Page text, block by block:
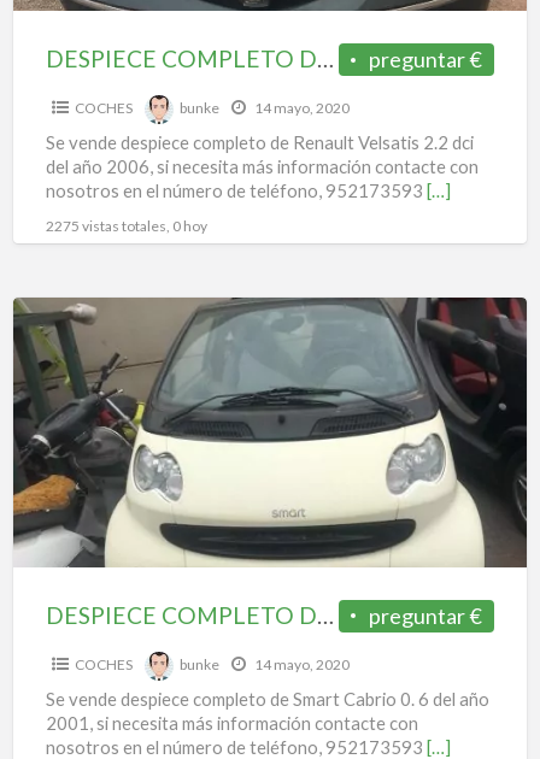
preguntar €
DESPIECE COMPLETO DE RENAULT VELSATIS 2.2 DCI 2006
COCHES bunke 14 mayo, 2020
Se vende despiece completo de Renault Velsatis 2.2 dci
del año 2006, si necesita más información contacte con
nosotros en el número de teléfono, 952173593 […]
2275 vistas totales, 0 hoy
DESPIECE
COMPLETO
DE
SMART
CABRIO
preguntar €
DESPIECE COMPLETO DE SMART CABRIO
COCHES bunke 14 mayo, 2020
Se vende despiece completo de Smart Cabrio 0. 6 del año
2001, si necesita más información contacte con
nosotros en el número de teléfono, 952173593 […]